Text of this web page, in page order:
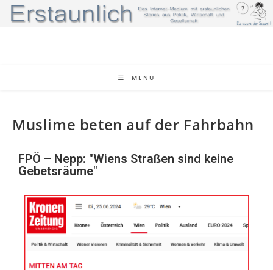
MENÜ
Muslime beten auf der Fahrbahn
FPÖ – Nepp: "Wiens Straßen sind keine
Gebetsräume"